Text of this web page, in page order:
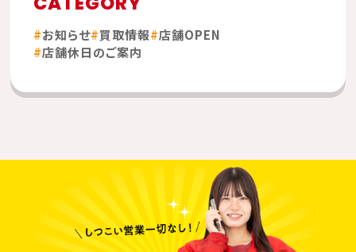
お知らせ 買取情報 店舗OPEN
店舗休日のご案内